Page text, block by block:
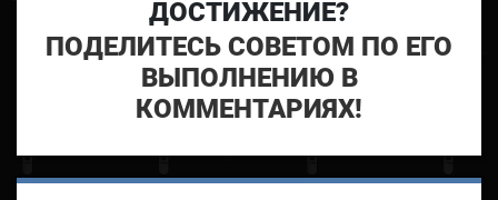
ДОСТИЖЕНИЕ?
ПОДЕЛИТЕСЬ СОВЕТОМ ПО ЕГО
ВЫПОЛНЕНИЮ В
КОММЕНТАРИЯХ!